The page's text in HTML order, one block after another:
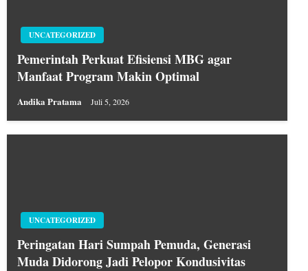
UNCATEGORIZED
Pemerintah Perkuat Efisiensi MBG agar
Manfaat Program Makin Optimal
Andika Pratama Juli 5, 2026
UNCATEGORIZED
Peringatan Hari Sumpah Pemuda, Generasi
Muda Didorong Jadi Pelopor Kondusivitas